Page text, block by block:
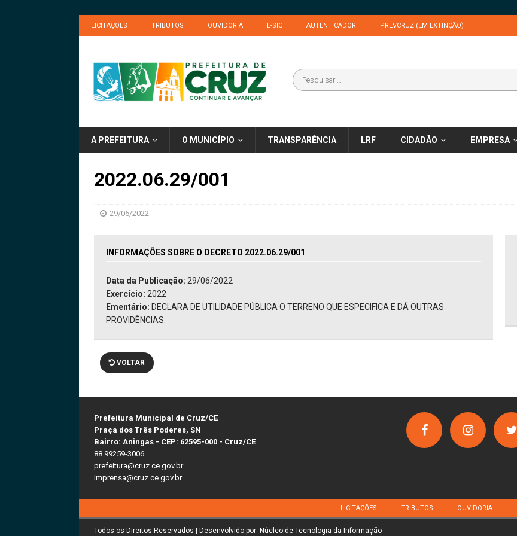
LICITAÇÕES TRIBUTOS OUVIDORIA E-SIC AUTENTICADOR PREVCRUZ (EM EXTINÇÃO)
A PREFEITURA O MUNICÍPIO TRANSPARÊNCIA LRF CIDADÃO EMPRESA
2022.06.29/001
29/06/2022
INFORMAÇÕES SOBRE O DECRETO 2022.06.29/001
Data da Publicação: 29/06/2022
Exercício: 2022
Ementário: DECLARA DE UTILIDADE PÚBLICA O TERRENO QUE ESPECIFICA E DÁ OUTRAS
PROVIDÊNCIAS.
VOLTAR
Prefeitura Municipal de Cruz/CE
Praça dos Três Poderes, SN
Bairro: Aningas - CEP: 62595-000 - Cruz/CE
88 99259-3006
prefeitura@cruz.ce.gov.br
imprensa@cruz.ce.gov.br
LICITAÇÕES TRIBUTOS OUVIDORIA
Todos os Direitos Reservados | Desenvolvido por: Núcleo de Tecnologia da Informação